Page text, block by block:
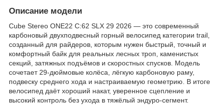
Описание модели
Cube Stereo ONE22 C:62 SLX 29 2026 — это современный
карбоновый двухподвесный горный велосипед категории trail,
созданный для райдеров, которым нужен быстрый, точный и
комфортный байк для реальных лесных троп, каменистых
секций, затяжных подъёмов и скоростных спусков. Модель
сочетает 29-дюймовые колёса, лёгкую карбоновую раму,
подвеску среднего хода и настраиваемую геометрию. В итоге
велосипед даёт хороший накат, уверенное сцепление и
высокий контроль без ухода в тяжёлый эндуро-сегмент.